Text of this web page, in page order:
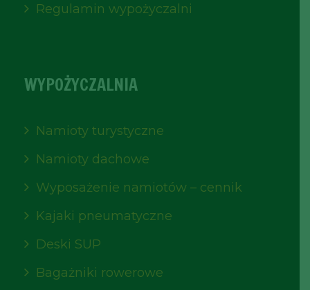
Regulamin wypożyczalni
WYPOŻYCZALNIA
Namioty turystyczne
Namioty dachowe
Wyposażenie namiotów – cennik
Kajaki pneumatyczne
Deski SUP
Bagażniki rowerowe